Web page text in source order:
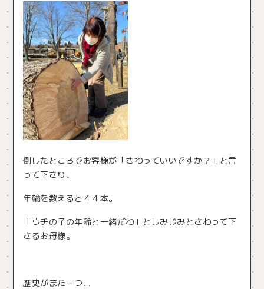
倒したところでお客様が「さわっていいですか？」と言
って下さり、
年輪を数えると４４本。
「ウチの子の年齢と一緒だわ」としみじみとさわって下
さるお母様。
歴史がまた一つ…